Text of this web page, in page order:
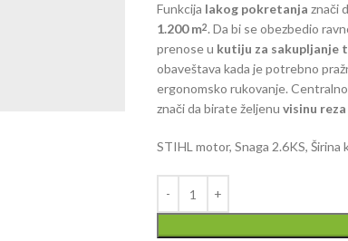
Funkcija lakog pokretanja znači
1.200 m2. Da bi se obezbedio
prenose u kutiju za sakupljanje
obaveštava kada je potrebno
ergonomsko rukovanje.
znači da birate željenu visinu
STIHL motor, Snaga 2.6KS, Širina